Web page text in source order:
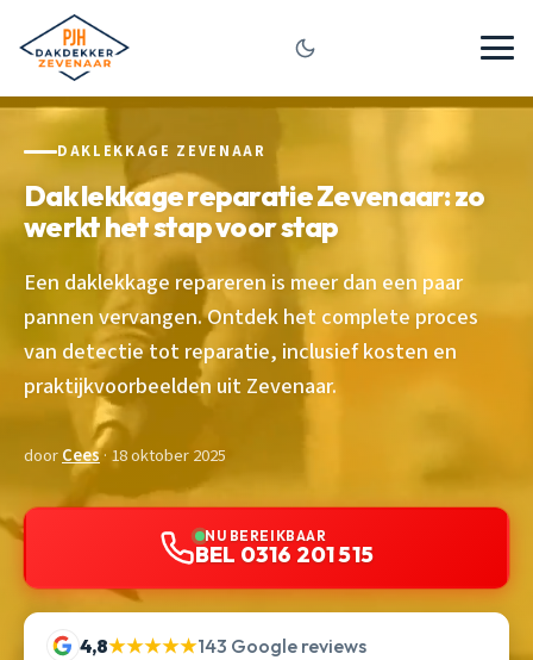
DAKLEKKAGE ZEVENAAR
Dak lekkage reparatie Zevenaar: zo
werkt het stap voor stap
Een daklekkage repareren is meer dan een paar
pannen vervangen. Ontdek het complete proces
van detectie tot reparatie, inclusief kosten en
praktijkvoorbeelden uit Zevenaar.
doorCees· 18 oktober 2025
NU BEREIKBAAR
BEL 0316 201 515
4,8★★★★★143 Google reviews